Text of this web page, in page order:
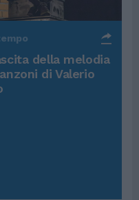
della melodia
di Valerio